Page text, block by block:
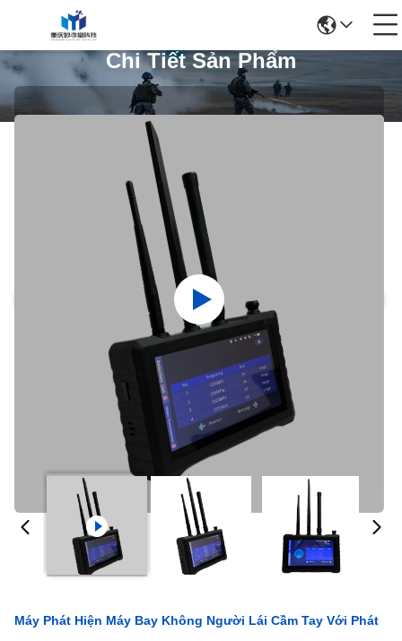
Chi Tiết Sản Phẩm
Máy Phát Hiện Máy Bay Không Người Lái Cầm Tay Với Phát